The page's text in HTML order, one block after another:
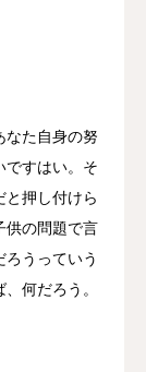
なた自身の努
ですはい。そ
と押し付けら
供の問題で言
ろうっていう
何だろう。